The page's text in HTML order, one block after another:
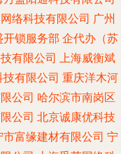
络科技有限公司 广州
开锁服务部 企代办（苏
有限公司 上海威衡斌
有限公司 重庆洋木河
公司 哈尔滨市南岗区
公司 北京诚康优科技
市富缘建材有限公司 宁